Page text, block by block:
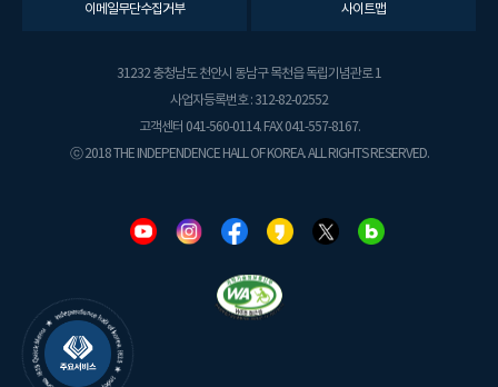
이메일무단수집거부 사이트맵
31232 충청남도 천안시 동남구 목천읍 독립기념관로 1
사업자등록번호 : 312-82-02552
고객센터 041-560-0114. FAX 041-557-8167.
ⓒ 2018 THE INDEPENDENCE HALL OF KOREA. ALL RIGHTS RESERVED.